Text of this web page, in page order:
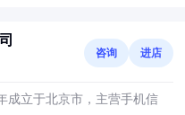
咨询 进店
成立于北京市，主营手机信